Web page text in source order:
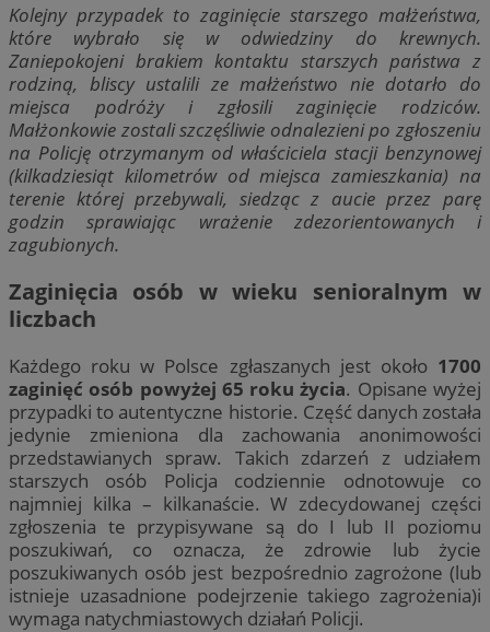
Kolejny przypadek to zaginięcie starszego małżeństwa,
które wybrało się w odwiedziny do krewnych.
Zaniepokojeni brakiem kontaktu starszych państwa z
rodziną, bliscy ustalili ze małżeństwo nie dotarło do
miejsca podróży i zgłosili zaginięcie rodziców.
Małżonkowie zostali szczęśliwie odnalezieni po zgłoszeniu
na Policję otrzymanym od właściciela stacji benzynowej
(kilkadziesiąt kilometrów od miejsca zamieszkania) na
terenie której przebywali, siedząc z aucie przez parę
godzin sprawiając wrażenie zdezorientowanych i
zagubionych.
Zaginięcia osób w wieku senioralnym w
liczbach
Każdego roku w Polsce zgłaszanych jest około 1700
zaginięć osób powyżej 65 roku życia. Opisane wyżej
przypadki to autentyczne historie. Część danych została
jedynie zmieniona dla zachowania anonimowości
przedstawianych spraw. Takich zdarzeń z udziałem
starszych osób Policja codziennie odnotowuje co
najmniej kilka – kilkanaście. W zdecydowanej części
zgłoszenia te przypisywane są do I lub II poziomu
poszukiwań, co oznacza, że zdrowie lub życie
poszukiwanych osób jest bezpośrednio zagrożone (lub
istnieje uzasadnione podejrzenie takiego zagrożenia)i
wymaga natychmiastowych działań Policji.